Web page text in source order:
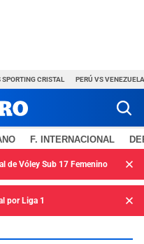
CRISTAL PERÚ VS VENEZUELA
F. INTERNACIONAL
de Vóley Sub 17 Femenino
por Liga 1